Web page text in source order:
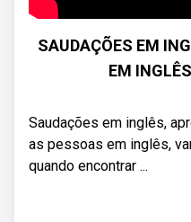
SAUDAÇÕES EM
EM
Saudações em inglês,
as pessoas em inglês,
quando encontrar ...